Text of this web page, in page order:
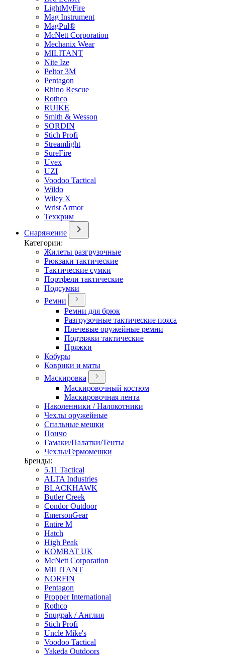
LightMyFire
Mag Instrument
MagPul®
McNett Corporation
Mechanix Wear
MILITANT
Nite Ize
Peltor 3M
Pentagon
Rhino Rescue
Rothco
RUIKE
Smith & Wesson
SORDIN
Stich Profi
Streamlight
SureFire
Uvex
UZI
Voodoo Tactical
Wildo
Wiley X
Wrist Armor
Техкрим
Снаряжение
Категории:
Жилеты разгрузочные
Рюкзаки тактические
Тактические сумки
Портфели тактические
Подсумки
Ремни
Ремни для брюк
Разгрузочные тактические пояса
Плечевые оружейные ремни
Подтяжки тактические
Пряжки
Кобуры
Коврики и маты
Маскировка
Маскировочный костюм
Маскировочная лента
Наколенники / Налокотники
Чехлы оружейные
Спальные мешки
Пончо
Гамаки/Палатки/Тенты
Чехлы/Гермомешки
Бренды:
5.11 Tactical
ALTA Industries
BLACKHAWK
Butler Creek
Condor Outdoor
EmersonGear
Entire M
Hatch
High Peak
KOMBAT UK
McNett Corporation
MILITANT
NORFIN
Pentagon
Propper International
Rothco
Snugpak / Англия
Stich Profi
Uncle Mike's
Voodoo Tactical
Yakeda Outdoors